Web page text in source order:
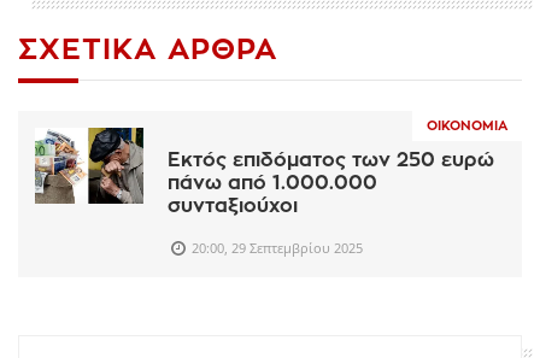
ΣΧΕΤΙΚΆ ΆΡΘΡΑ
ΟΙΚΟΝΟΜΊΑ
Εκτός επιδόματος των 250 ευρώ
πάνω από 1.000.000
συνταξιούχοι
20:00, 29 Σεπτεμβρίου 2025